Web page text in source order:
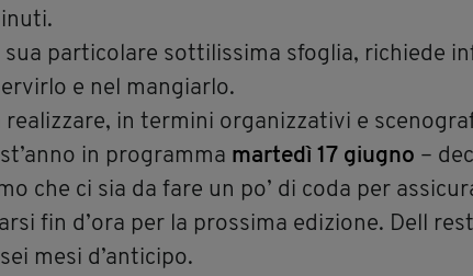
sua particolare sottilissima sfoglia, richiede
e nel mangiarlo.
realizzare, in termini organizzativi e
in programma martedì 17 giugno –
che ci sia da fare un po’ di coda per
fin d’ora per la prossima edizione. Dell
mesi d’anticipo.